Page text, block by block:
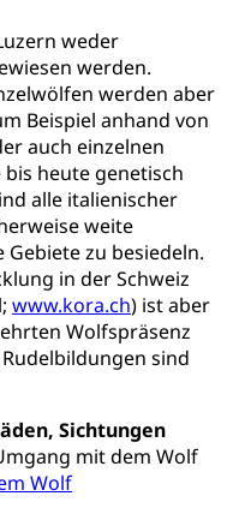
weder
werden.
werden aber
Beispiel anhand von
auch einzelnen
bis heute genetisch
alle italienischer
weite
zu besiedeln.
in der Schweiz
www.kora.ch) ist aber
Wolfspräsenz
sind
Sichtungen
mit dem Wolf
Wolf